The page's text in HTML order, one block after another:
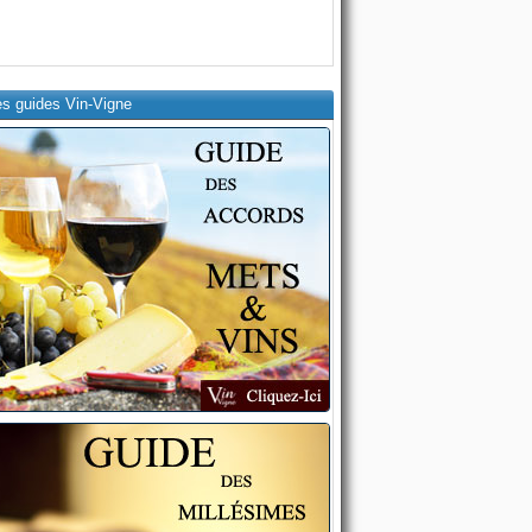
guides Vin-Vigne